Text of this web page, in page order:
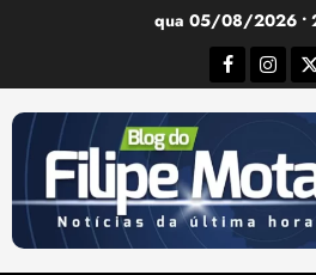
qua 05/08/2026 •
Facebook